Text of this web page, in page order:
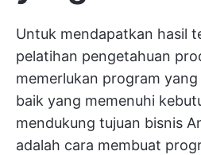
Untuk mendapatkan hasil
pelatihan pengetahuan
memerlukan program
baik yang memenuhi
mendukung tujuan bisnis
adalah cara membuat